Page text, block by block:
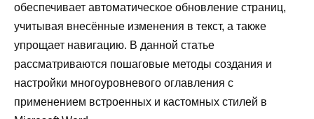
обеспечивает автоматическое обновление страниц,
учитывая внесённые изменения в текст, а также
упрощает навигацию. В данной статье
рассматриваются пошаговые методы создания и
настройки многоуровневого оглавления с
применением встроенных и кастомных стилей в